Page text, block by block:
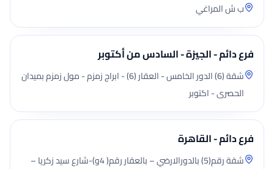
ب ش المراغي
فرع دائم - الجيزة - السادس من أكتوبر
شقة (6) الدور الخامس - العقار (6) - ابراج زمزم - مول زمزم بميدان
الحصرى - اكتوبر
فرع دائم - القاهرة
شقة رقم(5) بالدورالارضي – بالعقار رقم( 4و)-شارع سيد زكريا –